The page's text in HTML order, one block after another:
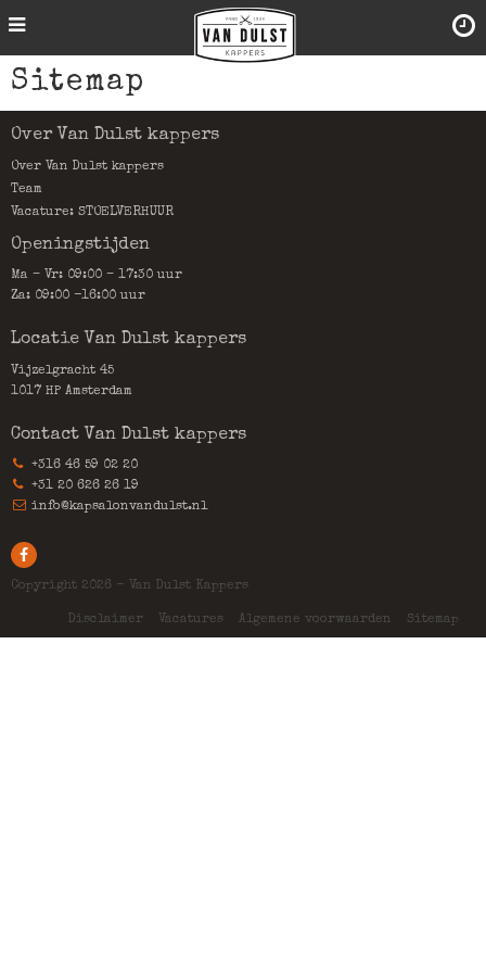
Sitemap
Over Van Dulst kappers
Over Van Dulst kappers
Team
Vacature: STOELVERHUUR
Openingstijden
Ma – Vr: 09:00 – 17:30 uur
Za: 09:00 -16:00 uur
Locatie Van Dulst kappers
Vijzelgracht 45
1017 HP Amsterdam
Contact Van Dulst kappers
+316 46 59 02 20
+31 20 626 26 19
info@kapsalonvandulst.nl
Copyright 2026 - Van Dulst Kappers
Disclaimer Vacatures Algemene voorwaarden Sitemap